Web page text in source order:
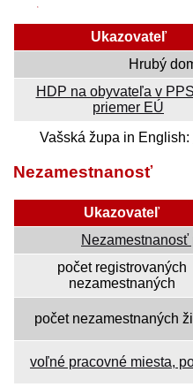
Ukazovateľ
Hrubý
HDP na obyvateľa v
priemer EÚ
Vašská župa in English:
Nezamestnanosť
Ukazovateľ
počet registrovaných
nezamestnaných
počet nezamestnaných
voľné pracovné miesta,